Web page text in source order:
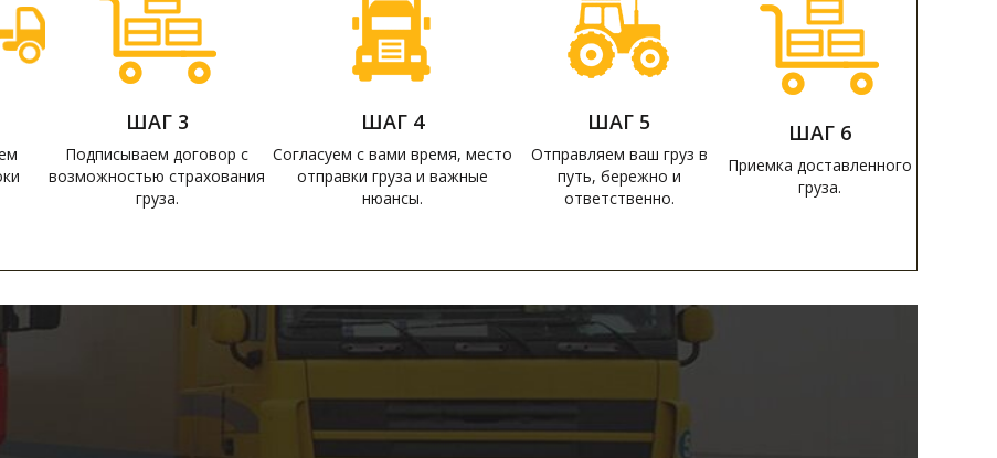
ШАГ 3
Подписываем договор с
возможностью страхования
груза.
ШАГ 4
Согласуем с вами время, место
отправки груза и важные
нюансы.
ШАГ 5
Отправляем ваш груз в
путь, бережно и
ответственно.
ШАГ 6
Приемка доставленного
груза.